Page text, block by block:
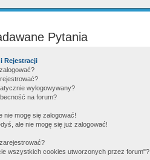
Pytania
Rejestracji
wylogowywany?
na forum?
nie mogę się zalogować!
ale nie mogę się już zalogować!
wszystkich cookies utworzonych przez forum"?